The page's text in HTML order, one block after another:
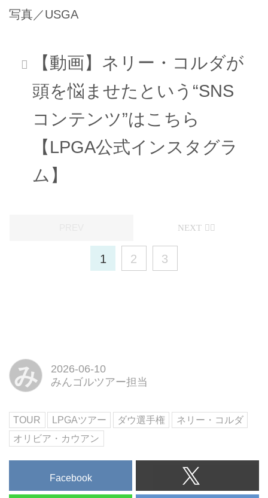
写真／USGA
【動画】ネリー・コルダが
頭を悩ませたという“SNS
コンテンツ”はこちら
【LPGA公式インスタグラ
ム】
1 2 3
み
2026-06-10
みんゴルツアー担当
TOUR LPGAツアー ダウ選手権
ネリー・コルダ
オリビア・カウアン
Facebook